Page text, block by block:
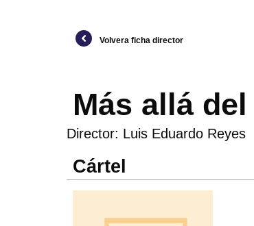
Volvera ficha director
Más allá
Director: Luis Eduardo Reyes
Cártel